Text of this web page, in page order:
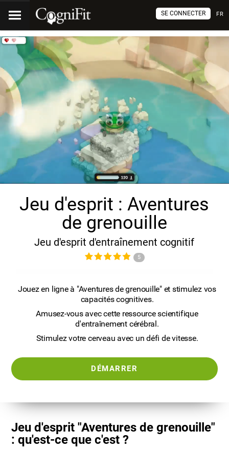
FR
SE CONNECTER
Jeu d'esprit : Aventures
de grenouille
Jeu d'esprit d'entraînement cognitif
5
Jouez en ligne à "Aventures de grenouille" et stimulez vos
capacités cognitives.
Amusez-vous avec cette ressource scientifique
d'entraînement cérébral.
Stimulez votre cerveau avec un défi de vitesse.
DÉMARRER
Jeu d'esprit "Aventures de grenouille"
: qu'est-ce que c'est ?